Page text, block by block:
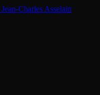
Jean-Charles Asselain